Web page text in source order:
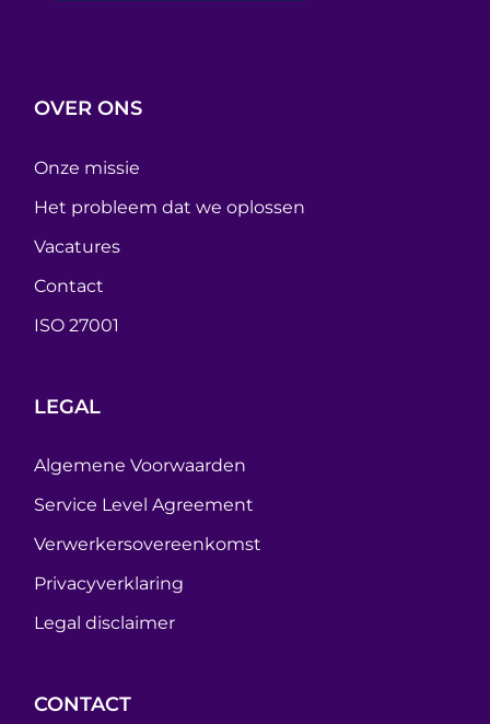
OVER ONS
Onze missie
Het probleem dat we oplossen
Vacatures
Contact
ISO 27001
LEGAL
Algemene Voorwaarden
Service Level Agreement
Verwerkersovereenkomst
Privacyverklaring
Legal disclaimer
CONTACT